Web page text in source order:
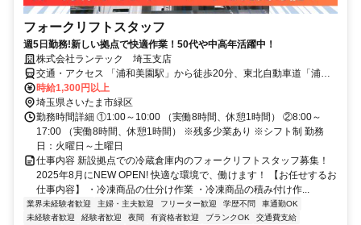
フォークリフトスタッフ
週5日勤務!新しい拠点で快適作業！50代や中高年活躍中！
株式会社ランテック 埼玉支店
交通・アクセス 「浦和美園駅」から徒歩20分、東北自動車道「浦和
IC」に隣接 ■車通勤ＯＫ
時給1,300円以上
埼玉県さいたま市緑区
勤務時間詳細 ①1:00～10:00 （実働8時間、休憩1時間） ②8:00～
17:00 （実働8時間、休憩1時間） ※残多少業あり ※シフト制 勤務
日：火曜日～土曜日
仕事内容 新設拠点での冷蔵倉庫内のフォークリフトスタッフ募集！
2025年8月にNEW OPEN! 快適な環境で、働けます！ 【お任せするお
仕事内容】 ・冷凍商品の仕分け作業 ・冷凍商品の積み付け作...
業界未経験者歓迎 主婦・主夫歓迎 フリーター歓迎 学歴不問
車通勤OK
未経験者歓迎
経験者歓迎 夜間 有資格者歓迎 ブランクOK
交通費支給